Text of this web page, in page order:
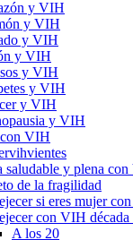
y VIH
y VIH
y VIH
y VIH
y VIH
y VIH
y VIH
y VIH
VIH
saludable y plena
de la fragilidad
si eres mujer
con VIH década
A los 20